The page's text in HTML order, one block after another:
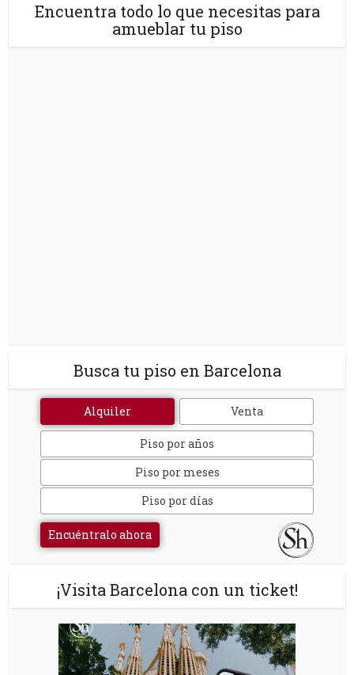
Encuentra todo lo que necesitas para
amueblar tu piso
Busca tu piso en Barcelona
Alquiler Venta
Piso por años
Piso por meses
Piso por días
Encuéntralo ahora
¡Visita Barcelona con un ticket!